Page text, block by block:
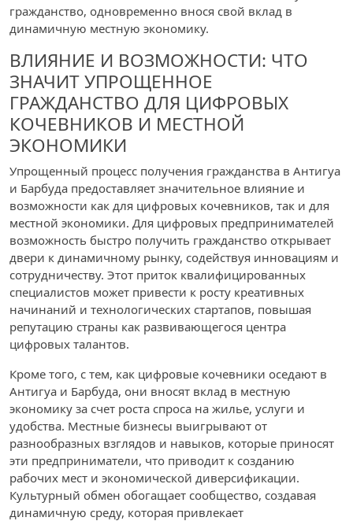
гражданство, одновременно внося свой вклад в
динамичную местную экономику.
ВЛИЯНИЕ И ВОЗМОЖНОСТИ: ЧТО
ЗНАЧИТ УПРОЩЕННОЕ
ГРАЖДАНСТВО ДЛЯ ЦИФРОВЫХ
КОЧЕВНИКОВ И МЕСТНОЙ
ЭКОНОМИКИ
Упрощенный процесс получения гражданства в Антигуа
и Барбуда предоставляет значительное влияние и
возможности как для цифровых кочевников, так и для
местной экономики. Для цифровых предпринимателей
возможность быстро получить гражданство открывает
двери к динамичному рынку, содействуя инновациям и
сотрудничеству. Этот приток квалифицированных
специалистов может привести к росту креативных
начинаний и технологических стартапов, повышая
репутацию страны как развивающегося центра
цифровых талантов.
Кроме того, с тем, как цифровые кочевники оседают в
Антигуа и Барбуда, они вносят вклад в местную
экономику за счет роста спроса на жилье, услуги и
удобства. Местные бизнесы выигрывают от
разнообразных взглядов и навыков, которые приносят
эти предприниматели, что приводит к созданию
рабочих мест и экономической диверсификации.
Культурный обмен обогащает сообщество, создавая
динамичную среду, которая привлекает